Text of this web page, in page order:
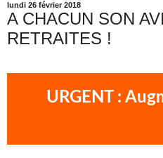
lundi 26 février 2018
A CHACUN SON
RETRAITES !
URGENT :